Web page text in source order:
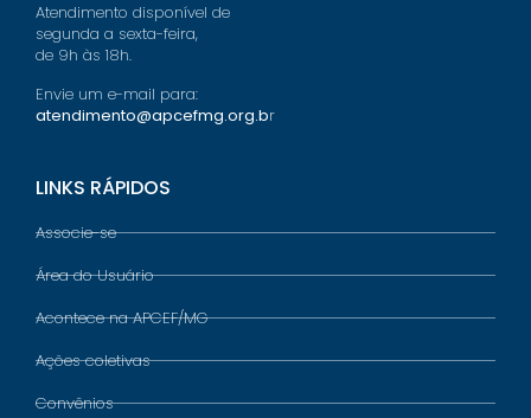
Atendimento disponível de
segunda a sexta-feira,
de 9h às 18h.
Envie um e-mail para:
atendimento@apcefmg.org.br
LINKS RÁPIDOS
Associe-se
Área do Usuário
Acontece na APCEF/MG
Ações coletivas
Convênios